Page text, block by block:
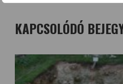
KAPCSOLÓDÓ